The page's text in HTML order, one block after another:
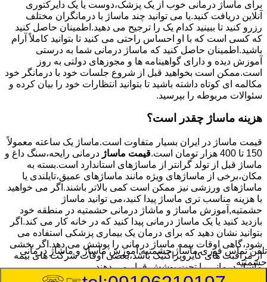
برای ماساژ درمانی خوب از یک پزشک،دوست یا یک دایرکتوری
آنلاین دریافت کنید.یا می توانید چند ماساژ با درمانگران مختلف
رزرو کنید تا ببینید کدام یک را ترجیح می دهید.اطمینان حاصل کنید
که کسی است که با او احساس راحتی می کنید تا بتوانید کاملاً آرام
باشید.اطمینان حاصل کنید که ماساژ درمانی شما به درستی
آموزش دیده و دارای گواهینامه ها و مجوزهای دولتی به روز
است.ممکن است بخواهید قبل از شروع جلسات خود با درمانگر خود
مکالمه ای کوتاه داشته باشید تا بتوانید انتظارات خود را بیان کرده و
سئوالات مربوطه را بپرسید.
هزینه ماساژ چقدر است؟
قیمت ماساژ در ایران بسیار متفاوت است.ماساژ یک ساعته معمولاً
150 تا 400 هزار تومان است.
قیمت ماساژ درمانی رایحه،سنگ داغ و
ماساژ قبل از تولد گرانتر از ماساژهای استاندارد است.بسته به
مکان،برخی از ماساژهای ویژه مانند ماساژهای عمیق،تایلندی یا
ماساژهای ورزشی نیز ممکن است کمی بالاتر باشند.اگر می خواهید
با هزینه مناسب تری ماساژ پیدا کنید،می توانید ماساژ
حشمتیه,آموزش ماساژ و ماشاژ درمانی حشمتیه در منطقه خود
بازدید کنید یا یک ماساژ درمانی پیدا کنید که در خانه کار می کند.اگر
بتوانید نشان دهید که برای درمان یک بیماری پزشکی استفاده می
شود،گاهی اوقات بیمه ماساژ درمانی را پوشش می دهد.اگر بخشی
از مراقبت های کایروپراکتیک باشد،بعضی اوقات شرکت های بیمه
ماساژ درمانی را تحت پوشش قرار می دهند.
تلفن تماس فوریماساژ حشمتیه,آموزش ماساژ و ماشاژ درمانی
حشمتیه